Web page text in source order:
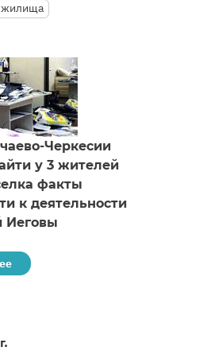
Черкесии
у 3 жителей
факты
к деятельности
Иеговы